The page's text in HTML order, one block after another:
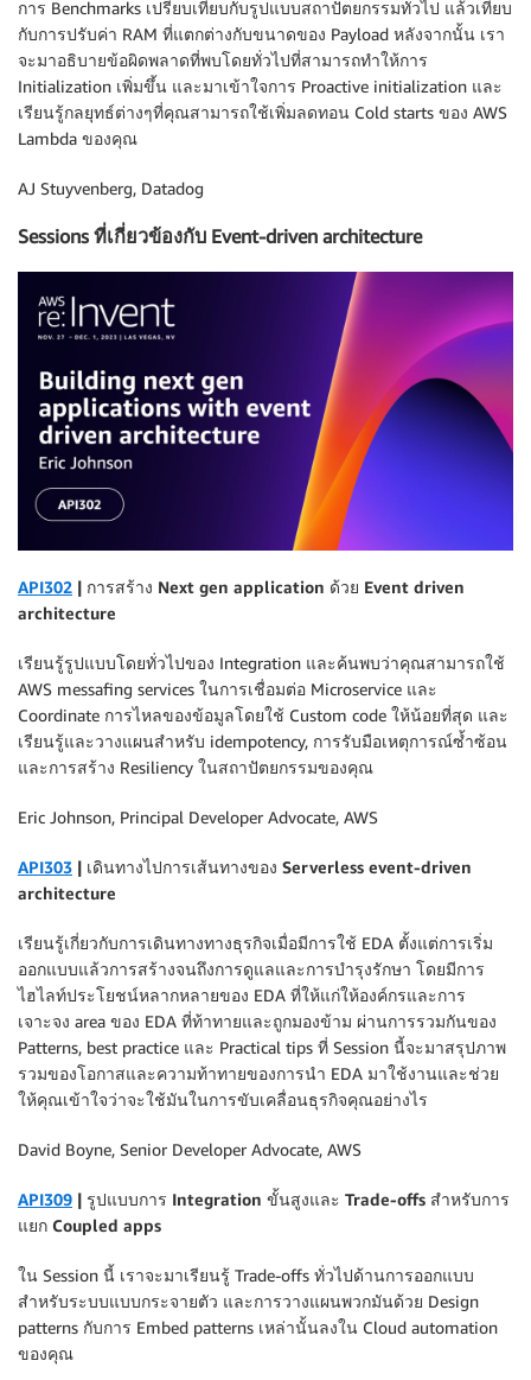
การ Benchmarks เปรียบเทียบกับรูปแบบสถาปัตยกรรมทั่วไป แล้วเทียบ
กับการปรับค่า RAM ที่แตกต่างกับขนาดของ Payload หลังจากนั้น เรา
จะมาอธิบายข้อผิดพลาดที่พบโดยทั่วไปที่สามารถทำให้การ
Initialization เพิ่มขึ้น และมาเข้าใจการ Proactive initialization และ
เรียนรู้กลยุทธ์ต่างๆที่คุณสามารถใช้เพิ่มลดทอน Cold starts ของ AWS
Lambda ของคุณ
AJ Stuyvenberg, Datadog
Sessions ที่เกี่ยวข้องกับ Event-driven architecture
API302 | การสร้าง Next gen application ด้วย Event driven
architecture
เรียนรู้รูปแบบโดยทั่วไปของ Integration และค้นพบว่าคุณสามารถใช้
AWS messafing services ในการเชื่อมต่อ Microservice และ
Coordinate การไหลของข้อมูลโดยใช้ Custom code ให้น้อยที่สุด และ
เรียนรู้และวางแผนสำหรับ idempotency, การรับมือเหตุการณ์ซ้ำซ้อน
และการสร้าง Resiliency ในสถาปัตยกรรมของคุณ
Eric Johnson, Principal Developer Advocate, AWS
API303 | เดินทางไปการเส้นทางของ Serverless event-driven
architecture
เรียนรู้เกี่ยวกับการเดินทางทางธุรกิจเมื่อมีการใช้ EDA ตั้งแต่การเริ่ม
ออกแบบแล้วการสร้างจนถึงการดูแลและการบำรุงรักษา โดยมีการ
ไฮไลท์ประโยชน์หลากหลายของ EDA ที่ให้แก่ให้องค์กรและการ
เจาะจง area ของ EDA ที่ท้าทายและถูกมองข้าม ผ่านการรวมกันของ
Patterns, best practice และ Practical tips ที่ Session นี้จะมาสรุปภาพ
รวมของโอกาสและความท้าทายของการนำ EDA มาใช้งานและช่วย
ให้คุณเข้าใจว่าจะใช้มันในการขับเคลื่อนธุรกิจคุณอย่างไร
David Boyne, Senior Developer Advocate, AWS
API309 | รูปแบบการ Integration ขั้นสูงและ Trade-offs สำหรับการ
แยก Coupled apps
ใน Session นี้ เราจะมาเรียนรู้ Trade-offs ทั่วไปด้านการออกแบบ
สำหรับระบบแบบกระจายตัว และการวางแผนพวกมันด้วย Design
patterns กับการ Embed patterns เหล่านั้นลงใน Cloud automation
ของคุณ